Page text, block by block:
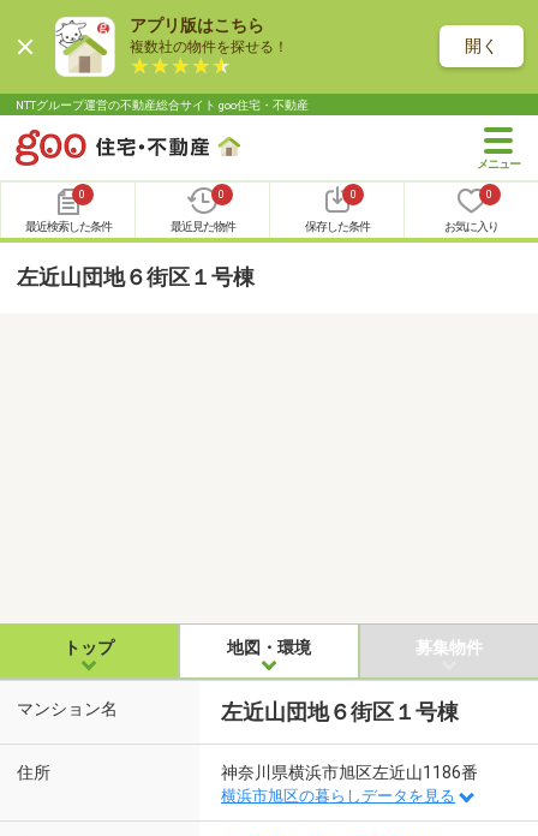
アプリ版はこちら
複数社の物件を探せる！ 開く
NTTグループ運営の不動産総合サイト goo住宅・不動産
0
最近検索した条件
0
最近見た物件
0
保存した条件
0
お気に入り
左近山団地６街区１号棟
トップ 地図・環境 募集物件
マンション名 左近山団地６街区１号棟
住所 神奈川県横浜市旭区左近山1186番
横浜市旭区の暮らしデータを見る